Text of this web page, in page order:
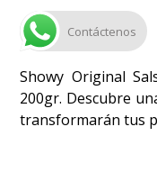
Contáctenos
Showy Original
200gr. Descubre
transformarán tus